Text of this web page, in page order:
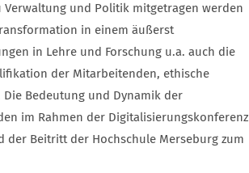
und Politik mitgetragen werden
in einem äußerst
in Lehre und Forschung u.a. auch die
der Mitarbeitenden, ethische
Bedeutung und Dynamik der
im Rahmen der Digitalisierungskonferenz
Beitritt der Hochschule Merseburg zum